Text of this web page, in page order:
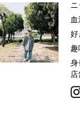
好
身
店